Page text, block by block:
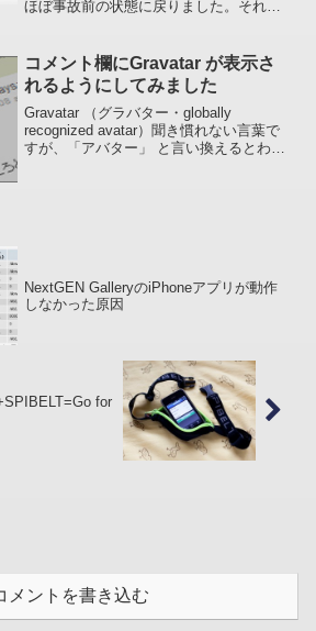
ほぼ事故前の状態に戻りました。それに
すね。Google 検索でキャッシュされてい
なかった...
コメント欄にGravatar が表示さ
れるようにしてみました
Gravatar （グラバター・globally
recognized avatar）聞き慣れない言葉で
すが、「アバター」 と言い換えるとわか
NextGEN GalleryのiPhoneアプリが動作
しなかった原因
for
メントを書き込む